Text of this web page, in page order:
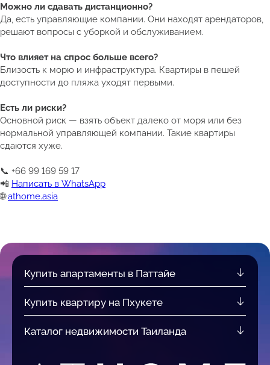
Можно ли сдавать дистанционно?
Да, есть управляющие компании. Они находят арендаторов,
решают вопросы с уборкой и обслуживанием.
Что влияет на спрос больше всего?
Близость к морю и инфраструктура. Квартиры в пешей
доступности до пляжа уходят первыми.
Есть ли риски?
Основной риск — взять объект далеко от моря или без
нормальной управляющей компании. Такие квартиры
сдаются хуже.
📞 +66 99 169 59 17
📲 Написать в WhatsApp
🌐 athome.asia
Купить апартаменты в Паттайе
Купить квартиру на Пхукете
Каталог недвижимости Таиланда